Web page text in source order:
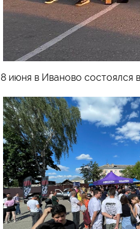
8 июня в Иваново состоялся